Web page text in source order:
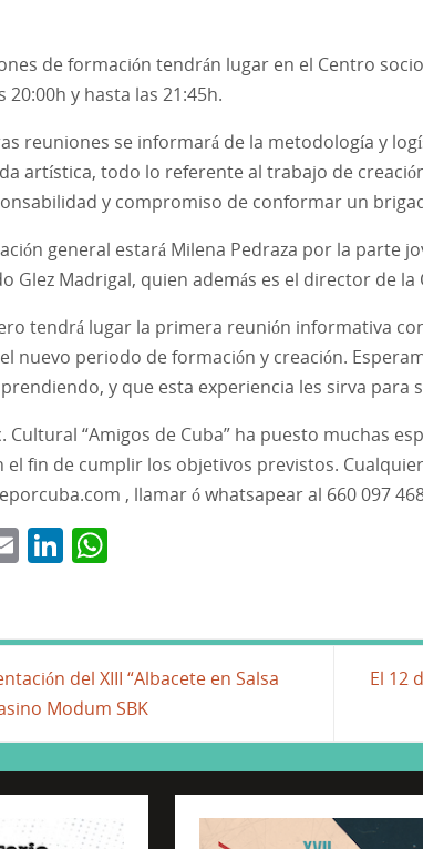
de formación tendrán lugar en el Centro
20:00h y hasta las 21:45h.
reuniones se informará de la metodología y
artística, todo lo referente al trabajo de
y compromiso de conformar un
general estará Milena Pedraza por la parte
Glez Madrigal, quien además es el director de la
tendrá lugar la primera reunión informativa
nuevo periodo de formación y creación.
y que esta experiencia les sirva para
Cultural “Amigos de Cuba” ha puesto muchas
el fin de cumplir los objetivos previstos.
, llamar ó whatsapear al 660 097
E
l
Li
e
dI
n
s
A
p
p
del XIII “Albacete en Salsa
Modum SBK
El 12